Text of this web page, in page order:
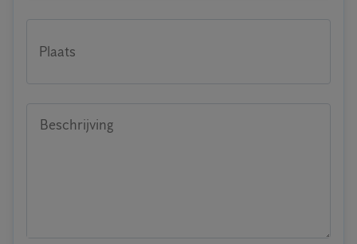
Plaats
Beschrijving